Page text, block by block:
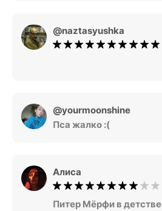
@naztasyushka
@yourmoonshine
Пса жалко :(
Алиса
Питер Мёрфи в детстве